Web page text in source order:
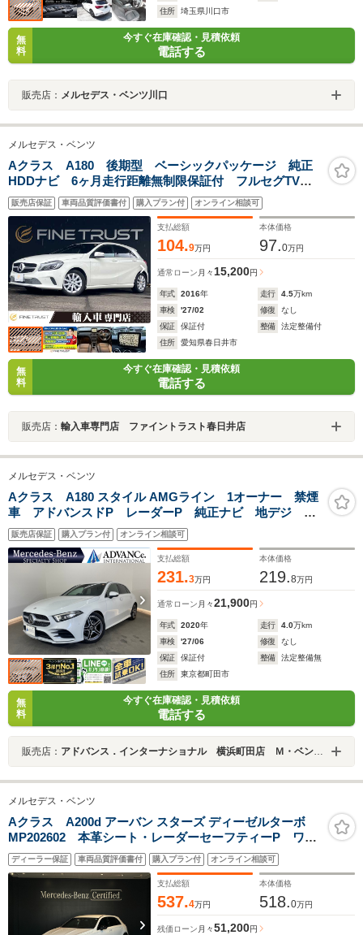
住所
埼玉県川口市
無
料
今すぐ在庫確認・見積依頼
電話する
販売店： メルセデス・ベンツ川口
メルセデス・ベンツ
Aクラス A180 後期型 ベーシックパッケージ 純正
HDDナビ 6ヶ月走行距離無制限保証付 フルセグTV
禁煙車 LEDヘッドライト ハーフレザーシート シー
トヒーター バックカメラ Bluetooth アダプティブク
ルーズコントロール
販売店保証 車両品質評価書付 購入プラン付 オンライン相談可
支払総額
104.9万円
本体価格
97.0万円
通常ローン 月々 15,200円
年式 2016年 走行 4.5万km
車検
'27/02 修復
なし
保証
保証付 整備
法定整備付
住所
愛知県春日井市
無
料
今すぐ在庫確認・見積依頼
電話する
販売店： 輸入車専門店 ファイントラスト春日井店
メルセデス・ベンツ
Aクラス A180 スタイル AMGライン 1オーナー 禁煙
車 アドバンスドP レーダーP 純正ナビ 地デジ B
カメラ ハーフレザー シートヒーター パワーシー
ト パドルシフト LED DSRC Bluetooth ドラレ
コ PTS キーレスGO 18AW
販売店保証 購入プラン付 オンライン相談可
支払総額
231.3万円
本体価格
219.8万円
通常ローン 月々21,900円
年式 2020年 走行 4.0万km
車検
'27/06 修復
なし
保証
保証付 整備
法定整備無
住所
東京都町田市
無
料
今すぐ在庫確認・見積依頼
電話する
販売店： アドバンス．インターナショナル 横浜町田店 Ｍ・ベンツ専門店
メルセデス・ベンツ
Aクラス A200d アーバン スターズ ディーゼルターボ
MP202602 本革シート・レーダーセーフティーP ワイ
ヤレスチャージング(フロント) ナイトパッケージ アン
ビエントライト AMGライン プライバシーガラス 8
速ーDCT MBUX ARナビゲーション アドバンスドサウ
ディーラー保証 車両品質評価書付 購入プラン付 オンライン相談可
支払総額
537.4万円
本体価格
518.0万円
残価ローン 月々51,200円